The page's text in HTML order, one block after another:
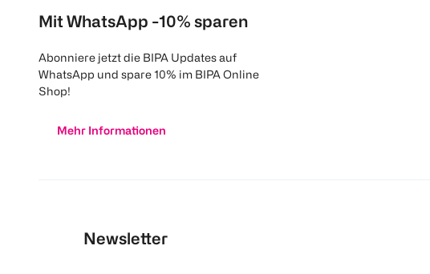
Mit WhatsApp -10% sparen
Abonniere jetzt die BIPA Updates auf
WhatsApp und spare 10% im BIPA Online
Shop!
Mehr Informationen
Newsletter